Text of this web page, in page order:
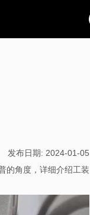
发布日期: 2024-01-05
的角度，详细介绍工装